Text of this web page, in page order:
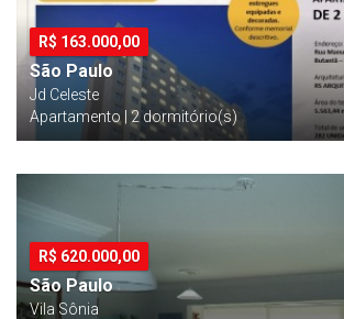
R$ 163.000,00
São Paulo
Jd Celeste
Apartamento | 2 dormitório(s)
R$ 620.000,00
São Paulo
Vila Sônia